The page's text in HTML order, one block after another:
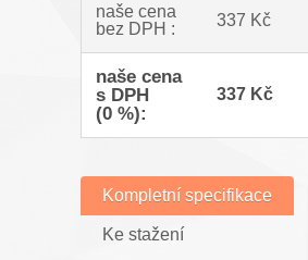
naše cena
bez DPH :
337 Kč
naše cena
s DPH
(0 %):
337 Kč
Kompletní specifikace
Ke stažení